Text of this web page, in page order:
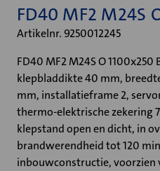
FD40 MF2 M24S
Artikelnr. 9250012245
FD40 MF2 M24S O
klepbladdikte 40 mm,
mm, installatieframe 2,
thermo-elektrische zekering
klepstand open en dicht, in
brandwerendheid tot 120
inbouwconstructie, voorzien